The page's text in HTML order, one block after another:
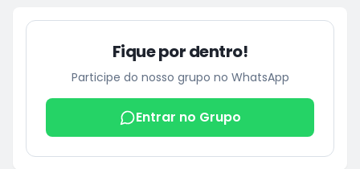
Fique por dentro!
Participe do nosso grupo no WhatsApp
Entrar no Grupo